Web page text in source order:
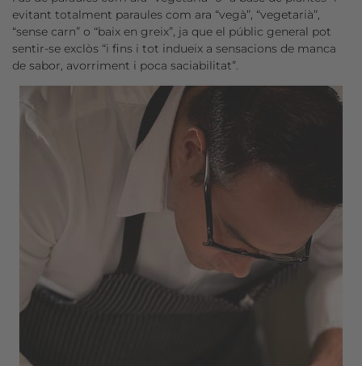
evitant totalment paraules com ara “vegà”, “vegetarià”,
“sense carn” o “baix en greix”, ja que el públic general pot
sentir-se exclòs “i fins i tot indueix a sensacions de manca
de sabor, avorriment i poca saciabilitat”.